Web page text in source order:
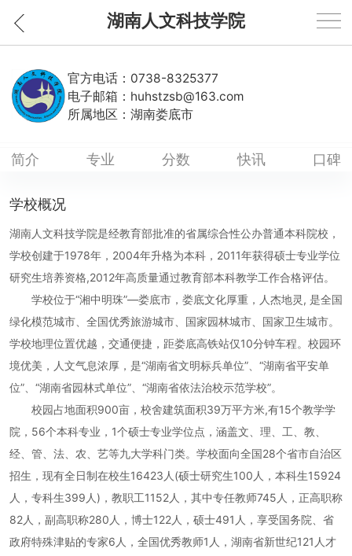
湖南人文科技学院
官方电话： 0738-8325377
电子邮箱： huhstzsb@163.com
所属地区： 湖南娄底市
简介 专业 分数 快讯 口碑
学校概况
湖南人文科技学院是经教育部批准的省属综合性公办普通本科院校，
学校创建于1978年，2004年升格为本科，2011年获得硕士专业学位
研究生培养资格,2012年高质量通过教育部本科教学工作合格评估。
学校位于“湘中明珠”—娄底市，娄底文化厚重，人杰地灵, 是全国
绿化模范城市、全国优秀旅游城市、国家园林城市、国家卫生城市。
学校地理位置优越，交通便捷，距娄底高铁站仅10分钟车程。校园环
境优美，人文气息浓厚，是“湖南省文明标兵单位”、“湖南省平安单
位”、“湖南省园林式单位”、“湖南省依法治校示范学校”。
校园占地面积900亩，校舍建筑面积39万平方米,有15个教学学
院，56个本科专业，1个硕士专业学位点，涵盖文、理、工、教、
经、管、法、农、艺等九大学科门类。学校面向全国28个省市自治区
招生，现有全日制在校生16423人(硕士研究生100人，本科生15924
人，专科生399人)，教职工1152人，其中专任教师745人，正高职称
82人，副高职称280人，博士122人，硕士491人，享受国务院、省
政府特殊津贴的专家6人，全国优秀教师1人，湖南省新世纪121人才